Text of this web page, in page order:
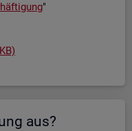
"
aus?